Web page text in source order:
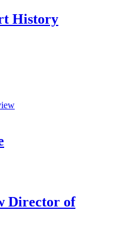
History
Director of